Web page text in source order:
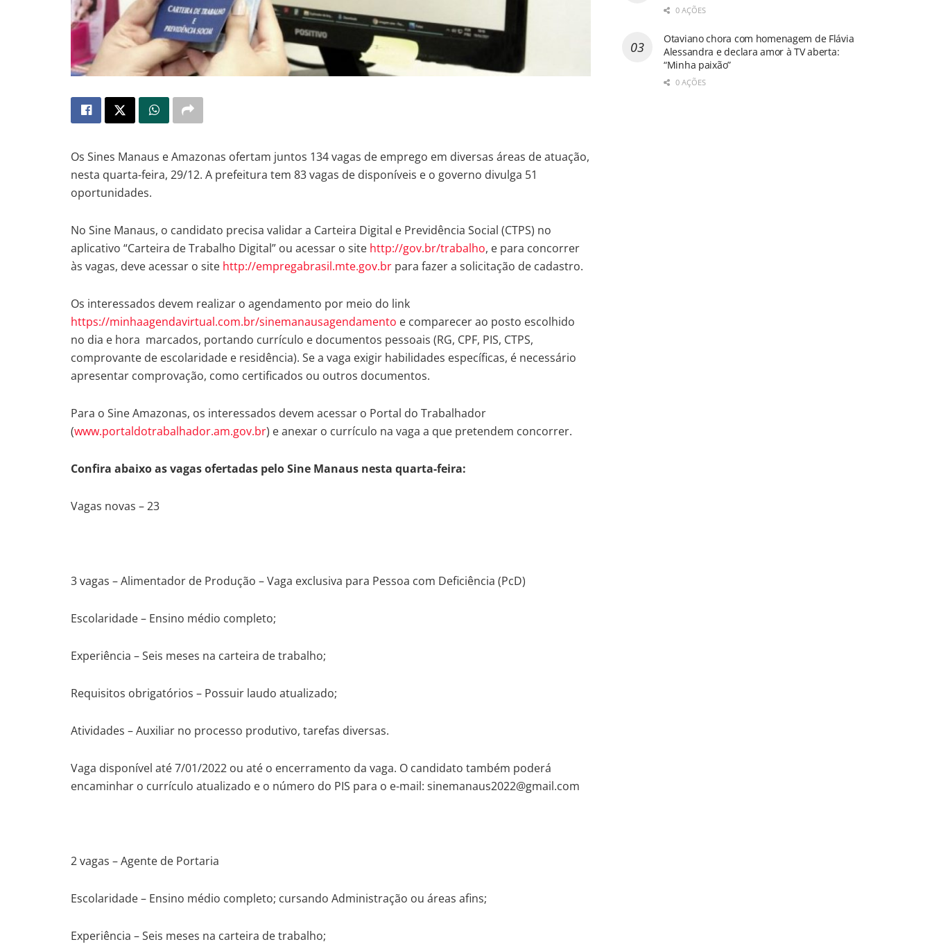
Os Sines Manaus e Amazonas ofertam juntos 134 vagas de emprego em diversas áreas de atuação,
nesta quarta-feira, 29/12. A prefeitura tem 83 vagas de disponíveis e o governo divulga 51
oportunidades.
No Sine Manaus, o candidato precisa validar a Carteira Digital e Previdência Social (CTPS) no
aplicativo “Carteira de Trabalho Digital” ou acessar o site http://gov.br/trabalho, e para concorrer
às vagas, deve acessar o site http://empregabrasil.mte.gov.br para fazer a solicitação de cadastro.
Os interessados devem realizar o agendamento por meio do link
https://minhaagendavirtual.com.br/sinemanausagendamento e comparecer ao posto escolhido
no dia e hora marcados, portando currículo e documentos pessoais (RG, CPF, PIS, CTPS,
comprovante de escolaridade e residência). Se a vaga exigir habilidades específicas, é necessário
apresentar comprovação, como certificados ou outros documentos.
Para o Sine Amazonas, os interessados devem acessar o Portal do Trabalhador
(www.portaldotrabalhador.am.gov.br) e anexar o currículo na vaga a que pretendem concorrer.
Confira abaixo as vagas ofertadas pelo Sine Manaus nesta quarta-feira:
Vagas novas – 23
3 vagas – Alimentador de Produção – Vaga exclusiva para Pessoa com Deficiência (PcD)
Escolaridade – Ensino médio completo;
Experiência – Seis meses na carteira de trabalho;
Requisitos obrigatórios – Possuir laudo atualizado;
Atividades – Auxiliar no processo produtivo, tarefas diversas.
Vaga disponível até 7/01/2022 ou até o encerramento da vaga. O candidato também poderá
encaminhar o currículo atualizado e o número do PIS para o e-mail: sinemanaus2022@gmail.com
2 vagas – Agente de Portaria
Escolaridade – Ensino médio completo; cursando Administração ou áreas afins;
Experiência – Seis meses na carteira de trabalho;
0 AÇÕES
Otaviano chora com homenagem de Flávia
Alessandra e declara amor à TV aberta:
“Minha paixão”
0 AÇÕES